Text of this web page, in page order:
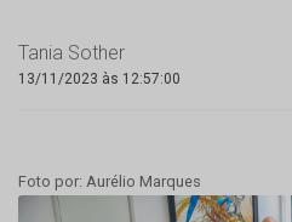
Tania Sother
13/11/2023 às 12:57:00
Foto por: Aurélio Marques